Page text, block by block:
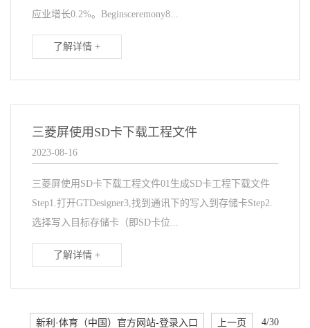
应业增长0.2%。Beginsceremony8...
了解详情 +
三菱屏使用SD卡下载工程文件
2023-08-16
三菱屏使用SD卡下载工程文件01生成SD卡工程下载文件
Step1.打开GTDesigner3,找到通讯下的写入到存储卡Step2.
选择写入目标存储卡（即SD卡位...
了解详情 +
新利·体育（中国）官方网站-登录入口 上一页 4/30